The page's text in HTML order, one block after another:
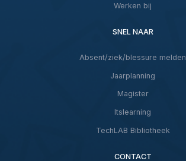
Werken bij
SNEL NAAR
Absent/ziek/blessure melden
Jaarplanning
Magister
Itslearning
TechLAB Bibliotheek
CONTACT